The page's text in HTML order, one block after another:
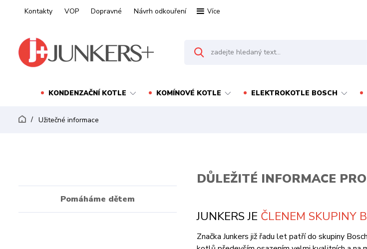
Kontakty VOP Dopravné Návrh odkouření Více
KONDENZAČNÍ KOTLE KOMÍNOVÉ KOTLE ELEKTROKOTLE BOSCH
Užitečné informace
Pomáháme dětem
DŮLEŽITÉ INFORMACE
JUNKERS JE ČLENEM SKUPINY
Značka Junkers již řadu let patří do skupiny